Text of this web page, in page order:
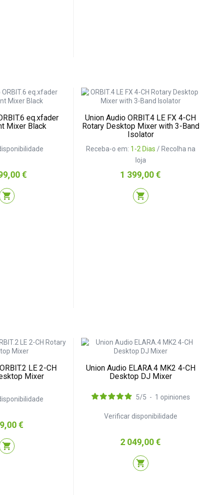
eq.xfader
Mixer Black
€
shopping_cart
Union Audio ORBIT.4 LE FX 4-CH
Rotary Desktop Mixer with 3-Band
Isolator
Receba-o em: 1-2 Dias / Recolha na
loja
Preço
1 399,00 €
shopping_cart
LE 2-CH
Mixer
€
shopping_cart
Union Audio ELARA.4 MK2 4-CH
Desktop DJ Mixer
Verificar disponibilidade
5/5 - 1 opiniones
Preço
2 049,00 €
shopping_cart